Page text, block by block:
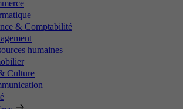
& Comptabilité
humaines
Culture